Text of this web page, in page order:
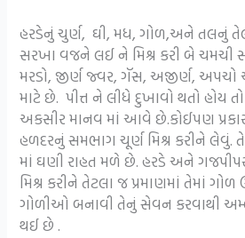
હરડેનું ચુર્ણ, ઘી, મધ, ગોળ,અને તલનું
સરખા વજને લઈ ને મિશ્ર કરી બે ચમચી
મરડો, જીર્ણ જ્વર, ગૅસ, અજીર્ણ,
માટે છે. પીત્ત ને લીધે દુખાવો થતો
અકસીર માનવ માં આવે છે.કોઈપણ
હળદરનું સમભાગ ચૂર્ણ મિશ્ર કરીને લેવું.
માં ઘણી રાહત મળે છે. હરડે અને
મિશ્ર કરીને તેટલા જ પ્રમાણમાં તેમાં ગોળ
ગોળીઓ બનાવી તેનું સેવન કરવાથી
થઈ છે .